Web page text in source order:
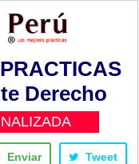
Derecho
Enviar Tweet